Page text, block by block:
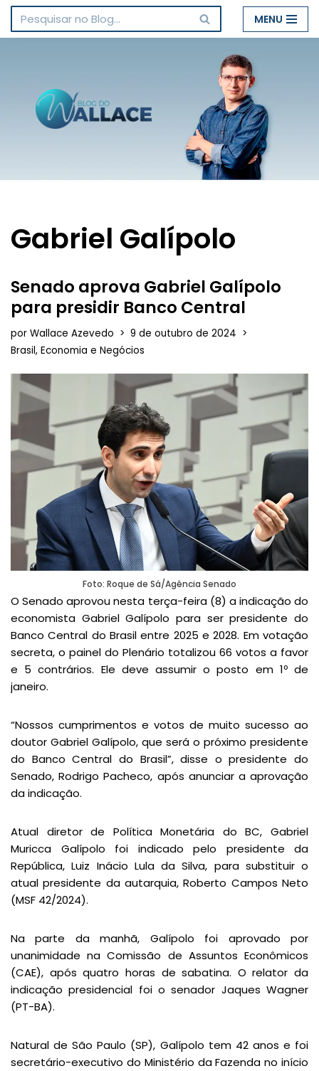
Pular
conteúdo
MENU
Gabriel Galípolo
Senado aprova Gabriel Galípolo
para presidir Banco Central
por Wallace Azevedo
9 de outubro de 2024
Brasil, Economia e Negócios
Foto: Roque de Sá/Agência Senado
O Senado aprovou nesta terça-feira (8) a indicação do
economista Gabriel Galípolo para ser presidente do
Banco Central do Brasil entre 2025 e 2028. Em votação
secreta, o painel do Plenário totalizou 66 votos a favor
e 5 contrários. Ele deve assumir o posto em 1º de
janeiro.
“Nossos cumprimentos e votos de muito sucesso ao
doutor Gabriel Galípolo, que será o próximo presidente
do Banco Central do Brasil”, disse o presidente do
Senado, Rodrigo Pacheco, após anunciar a aprovação
da indicação.
Atual diretor de Política Monetária do BC, Gabriel
Muricca Galípolo foi indicado pelo presidente da
República, Luiz Inácio Lula da Silva, para substituir o
atual presidente da autarquia, Roberto Campos Neto
(MSF 42/2024).
Na parte da manhã, Galípolo foi aprovado por
unanimidade na Comissão de Assuntos Econômicos
(CAE), após quatro horas de sabatina. O relator da
indicação presidencial foi o senador Jaques Wagner
(PT-BA).
Natural de São Paulo (SP), Galípolo tem 42 anos e foi
secretário-executivo do Ministério da Fazenda no início